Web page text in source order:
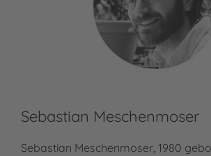
Sebastian Meschenmoser
Sebastian Meschenmoser, 1980